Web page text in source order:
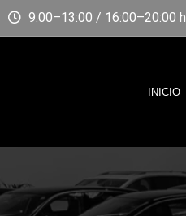
9:00–13:00 / 16:00–20:00 h
INICIO